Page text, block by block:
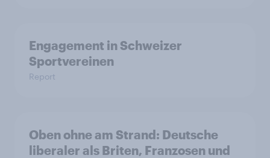
Engagement in Schweizer
Sportvereinen
Report
Oben ohne am Strand: Deutsche
liberaler als Briten, Franzosen und